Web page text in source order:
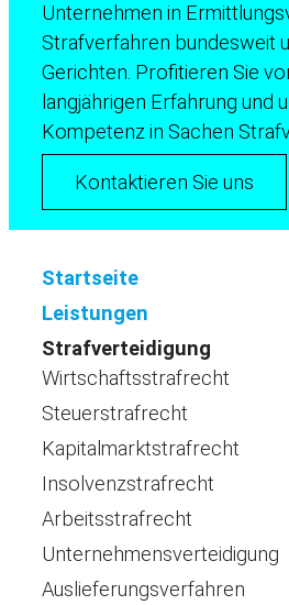
Unternehmen in
Strafverfahren bundesweit
Gerichten. Profitieren Sie
langjährigen Erfahrung und
Kompetenz in Sachen
Kontaktieren Sie uns
Startseite
Leistungen
Strafverteidigung
Wirtschaftsstrafrecht
Steuerstrafrecht
Kapitalmarktstrafrecht
Insolvenzstrafrecht
Arbeitsstrafrecht
Unternehmensverteidigung
Auslieferungsverfahren